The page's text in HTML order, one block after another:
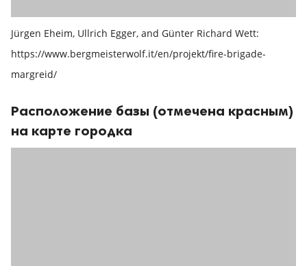
Jürgen Eheim, Ullrich Egger, and Günter Richard Wett:
https://www.bergmeisterwolf.it/en/projekt/fire-brigade-
margreid/
Расположение базы (отмечена красным)
на карте городка